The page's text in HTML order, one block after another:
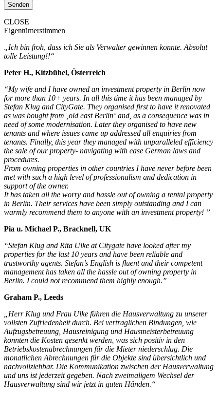
CLOSE
Eigentümerstimmen
„Ich bin froh, dass ich Sie als Verwalter gewinnen konnte. Absolut
tolle Leistung!!“
Peter H., Kitzbühel, Österreich
“My wife and I have owned an investment property in Berlin now
for more than 10+ years. In all this time it has been managed by
Stefan Klug and CityGate. They organised first to have it renovated
as was bought from ‚old east Berlin‘ and, as a consequence was in
need of some modernisation. Later they organised to have new
tenants and where issues came up addressed all enquiries from
tenants. Finally, this year they managed with unparalleled efficiency
the sale of our property- navigating with ease German laws and
procedures.
From owning properties in other countries I have never before been
met with such a high level of professionalism and dedication in
support of the owner.
It has taken all the worry and hassle out of owning a rental property
in Berlin. Their services have been simply outstanding and I can
warmly recommend them to anyone with an investment property! ”
Pia u. Michael P., Bracknell, UK
“Stefan Klug and Rita Ulke at Citygate have looked after my
properties for the last 10 years and have been reliable and
trustworthy agents. Stefan’s English is fluent and their competent
management has taken all the hassle out of owning property in
Berlin. I could not recommend them highly enough.”
Graham P., Leeds
„Herr Klug und Frau Ulke führen die Hausverwaltung zu unserer
vollsten Zufriedenheit durch. Bei vertraglichen Bindungen, wie
Aufzugsbetreuung, Hausreinigung und Hausmeisterbetreuung
konnten die Kosten gesenkt werden, was sich positiv in den
Betriebskostenabrechnungen für die Mieter niederschlug. Die
monatlichen Abrechnungen für die Objekte sind übersichtlich und
nachvollziehbar. Die Kommunikation zwischen der Hausverwaltung
und uns ist jederzeit gegeben. Nach zweimaligem Wechsel der
Hausverwaltung sind wir jetzt in guten Händen.“